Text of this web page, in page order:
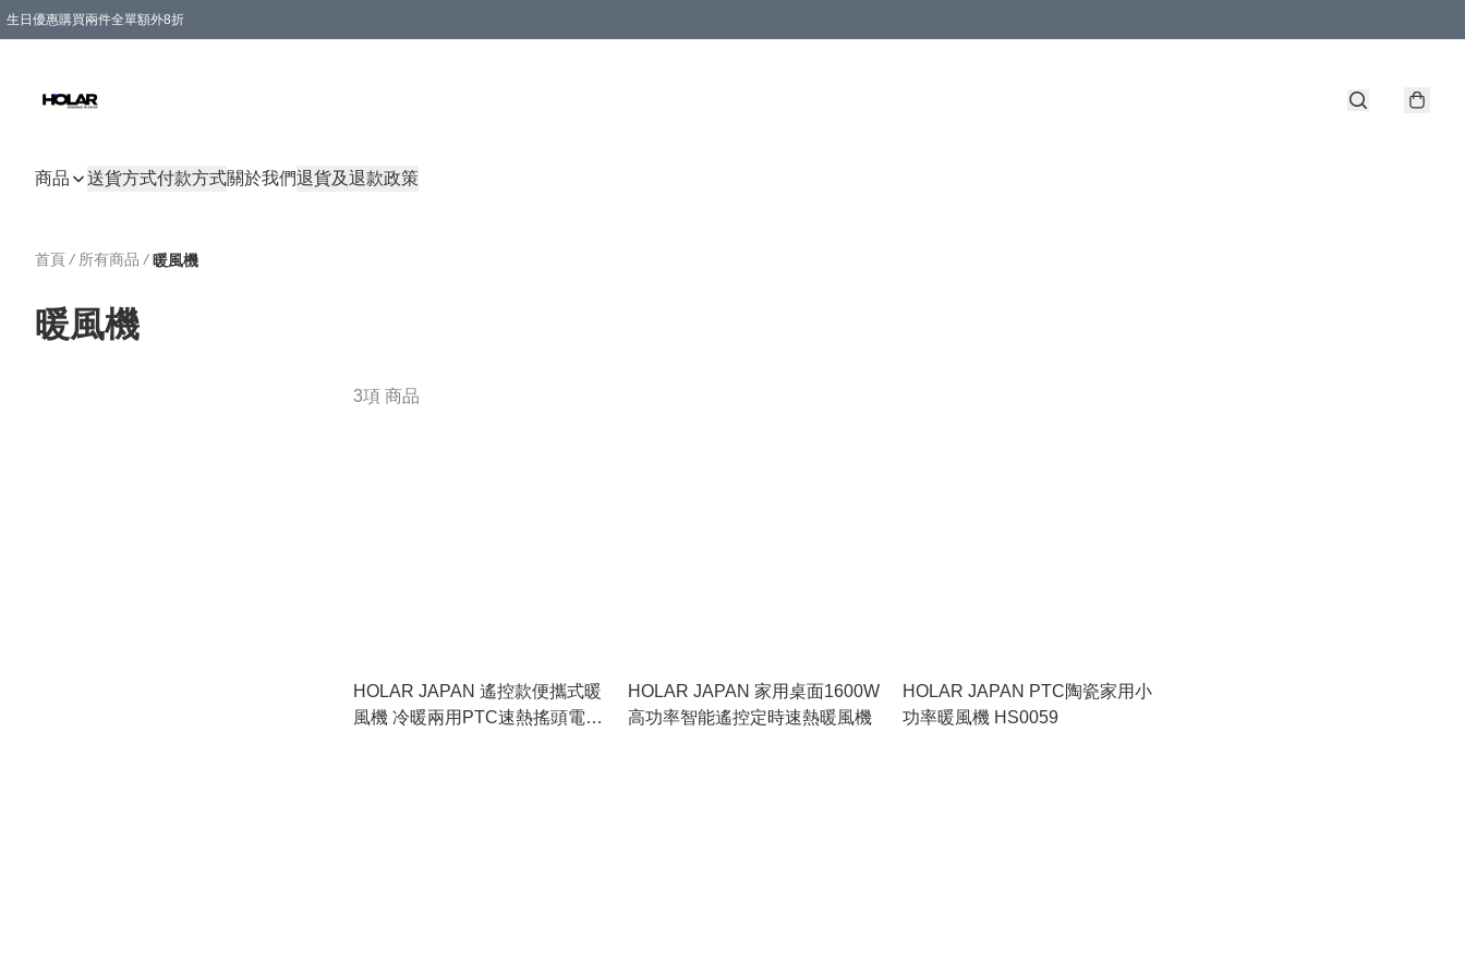
生日優惠購買兩件全單額外8折
商品 送貨方式付款方式關於我們退貨及退款政策
首頁 / 所有商品 / 暖風機
暖風機
3項 商品
HOLAR JAPAN 遙控款便攜式暖
風機 冷暖兩用PTC速熱搖頭電暖
HOLAR JAPAN 家用桌面1600W
高功率智能遙控定時速熱暖風機
HOLAR JAPAN PTC陶瓷家用小
功率暖風機 HS0059